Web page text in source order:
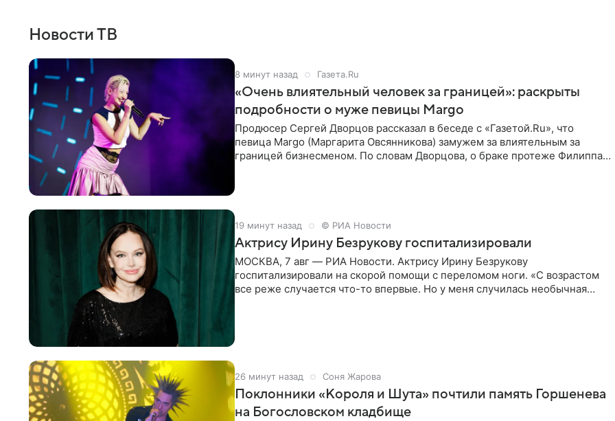
Новости ТВ
8 минут назад Газета.Ru
«Очень влиятельный человек за границей»: раскрыты
подробности о муже певицы Margo
Продюсер Сергей Дворцов рассказал в беседе с «Газетой.Ru», что
певица Margo (Маргарита Овсянникова) замужем за влиятельным за
границей бизнесменом. По словам Дворцова, о браке протеже Филиппа
19 минут назад © РИА Новости
Актрису Ирину Безрукову госпитализировали
МОСКВА, 7 авг — РИА Новости. Актрису Ирину Безрукову
госпитализировали на скорой помощи с переломом ноги. «С возрастом
все реже случается что-то впервые. Но у меня случилась необычная
26 минут назад Соня Жарова
Поклонники «Короля и Шута» почтили память Горшенева
на Богословском кладбище